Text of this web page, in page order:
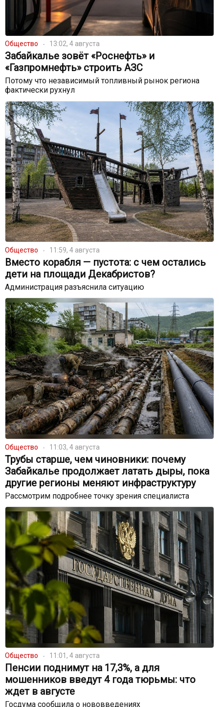
Общество 13:02, 4 августа
Забайкалье зовёт «Роснефть» и
«Газпромнефть» строить АЗС
Потому что независимый топливный рынок региона
фактически рухнул
Общество 11:59, 4 августа
Вместо корабля — пустота: с чем остались
дети на площади Декабристов?
Администрация разъяснила ситуацию
Общество 11:03, 4 августа
Трубы старше, чем чиновники: почему
Забайкалье продолжает латать дыры, пока
другие регионы меняют инфраструктуру
Рассмотрим подробнее точку зрения специалиста
Общество 11:01, 4 августа
Пенсии поднимут на 17,3%, а для
мошенников введут 4 года тюрьмы: что
ждет в августе
Госдума сообщила о нововведениях